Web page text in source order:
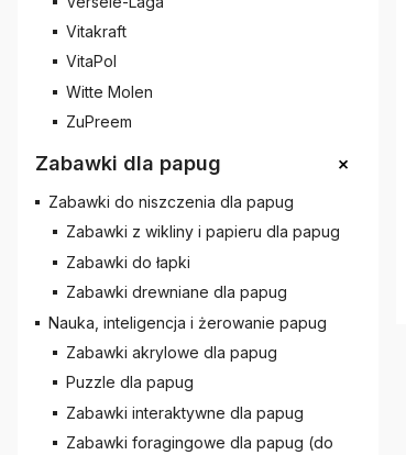
Vitakraft
VitaPol
Witte Molen
ZuPreem
Zabawki dla papug +
Zabawki do niszczenia dla papug
Zabawki z wikliny i papieru dla papug
Zabawki do łapki
Zabawki drewniane dla papug
Nauka, inteligencja i żerowanie papug
Zabawki akrylowe dla papug
Puzzle dla papug
Zabawki interaktywne dla papug
Zabawki foragingowe dla papug (do